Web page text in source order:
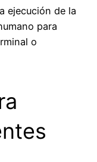
ejecución de la
para
o